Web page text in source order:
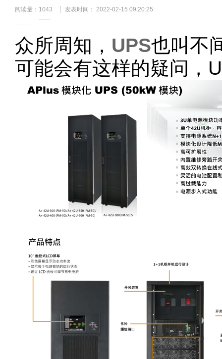
阅读量： 1043 发表时间： 2022-02-15 09:20:25
众所周知， UPS也叫不
可能会有这样的疑问，